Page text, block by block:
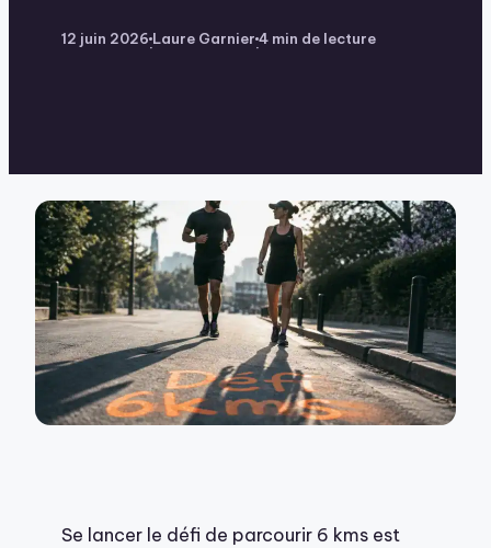
12 juin 2026
·
Laure Garnier
·
4 min de lecture
Se lancer le défi de parcourir 6 kms est